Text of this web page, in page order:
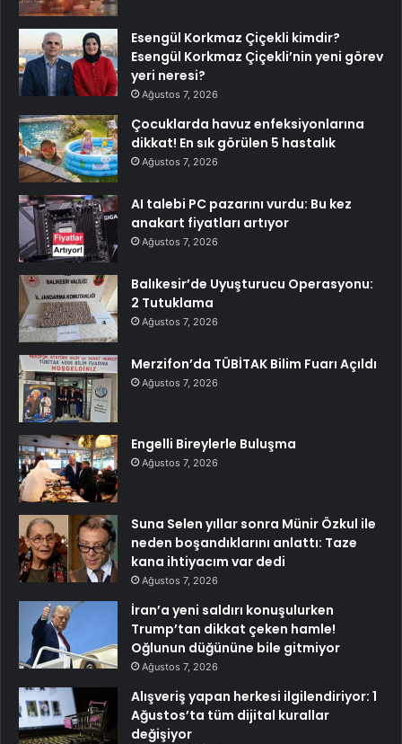
Esengül Korkmaz Çiçekli kimdir?
Esengül Korkmaz Çiçekli’nin yeni görev
yeri neresi?
Ağustos 7, 2026
Çocuklarda havuz enfeksiyonlarına
dikkat! En sık görülen 5 hastalık
Ağustos 7, 2026
AI talebi PC pazarını vurdu: Bu kez
anakart fiyatları artıyor
Ağustos 7, 2026
Balıkesir’de Uyuşturucu Operasyonu:
2 Tutuklama
Ağustos 7, 2026
Merzifon’da TÜBİTAK Bilim Fuarı Açıldı
Ağustos 7, 2026
Engelli Bireylerle Buluşma
Ağustos 7, 2026
Suna Selen yıllar sonra Münir Özkul ile
neden boşandıklarını anlattı: Taze
kana ihtiyacım var dedi
Ağustos 7, 2026
İran’a yeni saldırı konuşulurken
Trump’tan dikkat çeken hamle!
Oğlunun düğününe bile gitmiyor
Ağustos 7, 2026
Alışveriş yapan herkesi ilgilendiriyor: 1
Ağustos’ta tüm dijital kurallar
değişiyor